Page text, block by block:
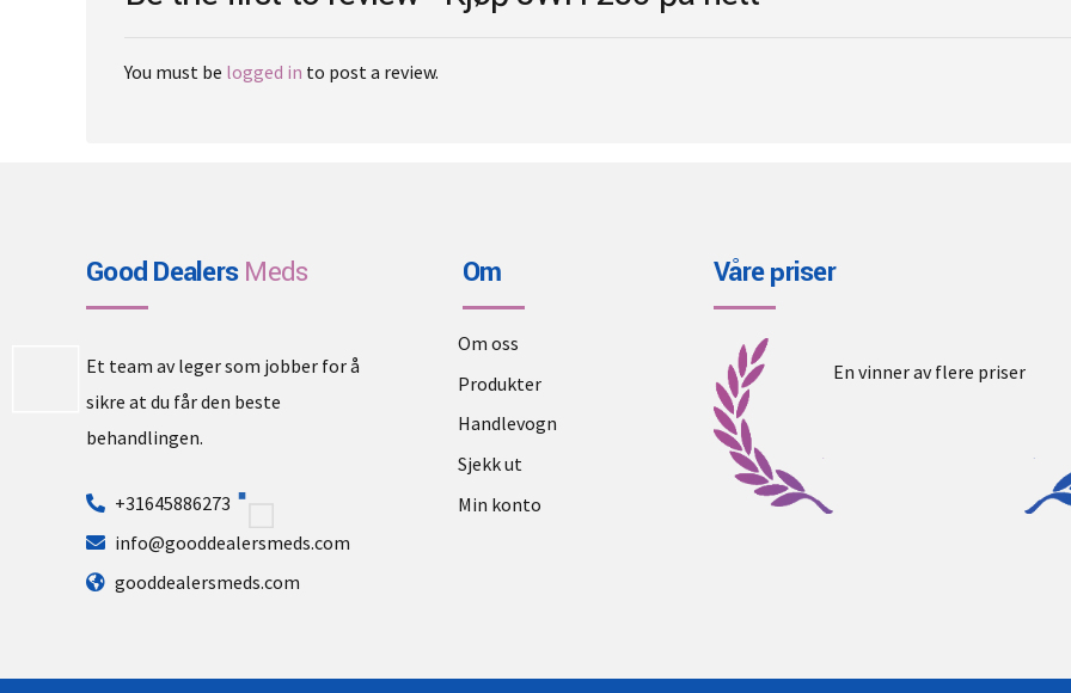
product
product
You must be logged in to post a review.
Good DealersMeds
Et team av leger som jobber for å
sikre at du får den beste
behandlingen.
+31645886273
info@gooddealersmeds.com
gooddealersmeds.com
Om
Om oss
Produkter
Handlevogn
Sjekk ut
Min konto
Våre priser
En vinner av flere priser